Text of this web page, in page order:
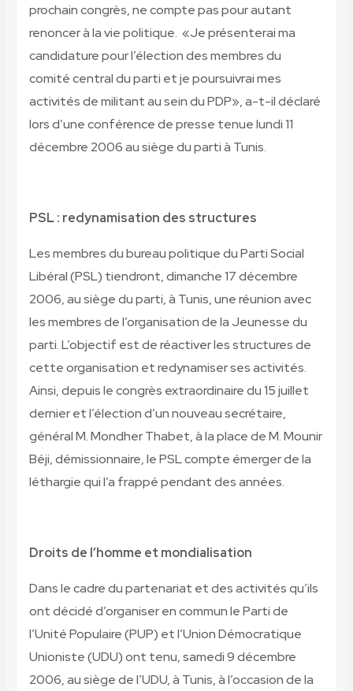
prochain congrès, ne compte pas pour autant
renoncer à la vie politique. «Je présenterai ma
candidature pour l’élection des membres du
comité central du parti et je poursuivrai mes
activités de militant au sein du PDP», a-t-il déclaré
lors d’une conférence de presse tenue lundi 11
décembre 2006 au siège du parti à Tunis.
PSL : redynamisation des structures
Les membres du bureau politique du Parti Social
Libéral (PSL) tiendront, dimanche 17 décembre
2006, au siège du parti, à Tunis, une réunion avec
les membres de l’organisation de la Jeunesse du
parti. L’objectif est de réactiver les structures de
cette organisation et redynamiser ses activités.
Ainsi, depuis le congrès extraordinaire du 15 juillet
dernier et l’élection d’un nouveau secrétaire,
général M. Mondher Thabet, à la place de M. Mounir
Béji, démissionnaire, le PSL compte émerger de la
léthargie qui l’a frappé pendant des années.
Droits de l’homme et mondialisation
Dans le cadre du partenariat et des activités qu’ils
ont décidé d’organiser en commun le Parti de
l’Unité Populaire (PUP) et l’Union Démocratique
Unioniste (UDU) ont tenu, samedi 9 décembre
2006, au siège de l’UDU, à Tunis, à l’occasion de la